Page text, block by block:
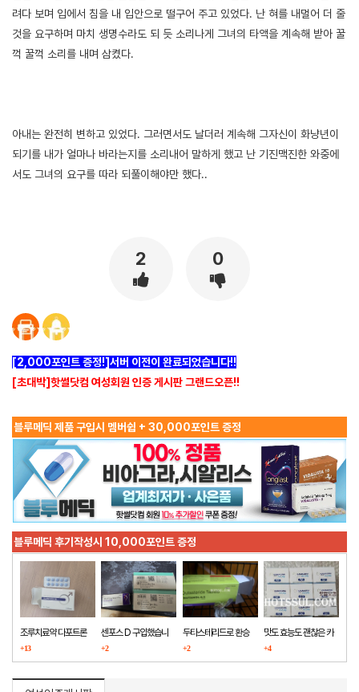
려다 보며 입에서 침을 내 입안으로 떨구어 주고 있었다. 난 혀를 내멀어 더 줄
것을 요구하며 마치 생명수라도 되 듯 소리나게 그녀의 타액을 계속해 받아 꿀
꺽 꿀꺽 소리를 내며 삼켰다.
아내는 완전히 변하고 있었다. 그러면서도 날더러 계속해 그자신이 화냥년이
되기를 내가 얼마나 바라는지를 소리내어 말하게 했고 난 기진맥진한 와중에
서도 그녀의 요구를 따라 되풀이해야만 했다..
2 0
[2,000포인트 증정!]서버 이전이 완료되었습니다!!
[초대박]핫썰닷컴 여성회원 인증 게시판 그랜드오픈!!
블루메딕 제품 구입시 멤버쉽 + 30,000포인트 증정
블루메딕 후기작성시 10,000포인트 증정
조루치료약 다포트론
구매했습니다
+13
센포스 D 구입했습니
다
+2
두타스테리드로 환승
+2
맛도 효능도 괜찮은 카
마그라
+4